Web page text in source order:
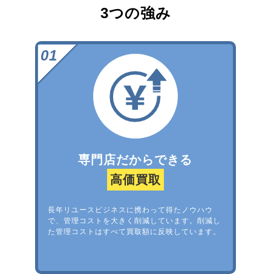
3つの強み
専門店だからできる
高価買取
長年リユースビジネスに携わって得たノウハウ
で、管理コストを大きく削減しています。削減し
た管理コストはすべて買取額に反映しています。